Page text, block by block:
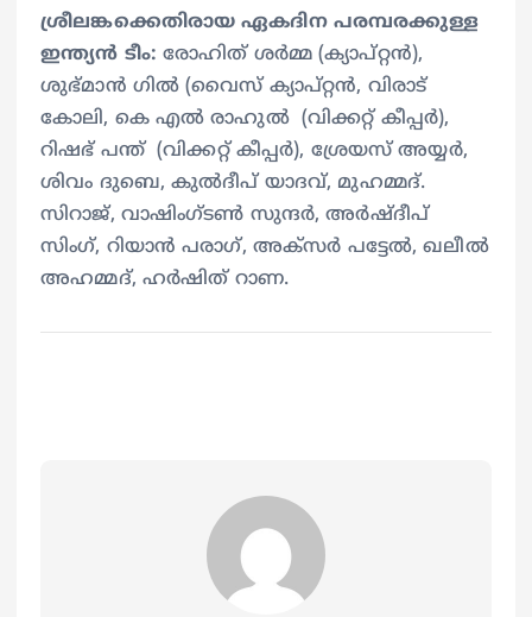
ശ്രീലങ്കക്കെതിരായ ഏകദിന പരമ്പരക്കുള്ള
ഇന്ത്യൻ ടീം: രോഹിത് ശർമ്മ (ക്യാപ്റ്റൻ),
ശുഭ്‌മാൻ ഗിൽ (വൈസ് ക്യാപ്റ്റൻ, വിരാട്
കോലി, കെ എൽ രാഹുൽ (വിക്കറ്റ് കീപ്പര്‍),
റിഷഭ് പന്ത് (വിക്കറ്റ് കീപ്പര്‍), ശ്രേയസ് അയ്യർ,
ശിവം ദുബെ, കുൽദീപ് യാദവ്, മുഹമ്മദ്.
സിറാജ്, വാഷിംഗ്ടൺ സുന്ദർ, അർഷ്ദീപ്
സിംഗ്, റിയാൻ പരാഗ്, അക്സർ പട്ടേൽ, ഖലീൽ
അഹമ്മദ്, ഹർഷിത് റാണ.